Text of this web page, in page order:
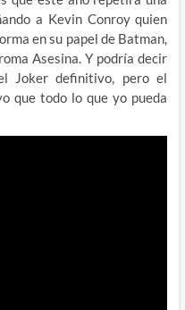
a Kevin Conroy quien
en su papel de Batman,
Asesina. Y podría decir
Joker definitivo, pero el
que todo lo que yo pueda